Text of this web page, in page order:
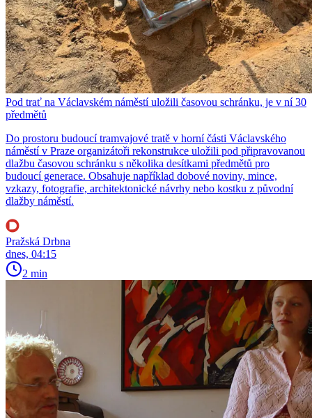
Pod trať na Václavském náměstí uložili časovou schránku, je v ní 30
předmětů
Do prostoru budoucí tramvajové tratě v horní části Václavského
náměstí v Praze organizátoři rekonstrukce uložili pod připravovanou
dlažbu časovou schránku s několika desítkami předmětů pro
budoucí generace. Obsahuje například dobové noviny, mince,
vzkazy, fotografie, architektonické návrhy nebo kostku z původní
dlažby náměstí.
Pražská Drbna
dnes, 04:15
2 min